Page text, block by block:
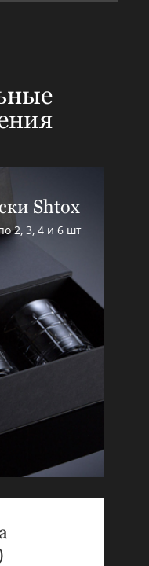
Shtox
2, 3, 4 и 6 шт